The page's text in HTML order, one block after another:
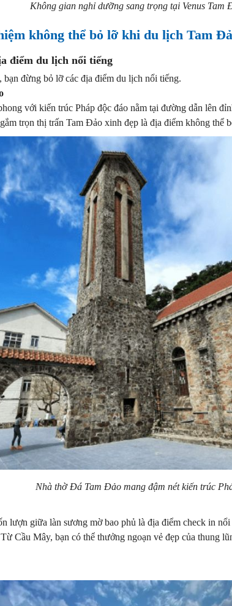
Không gian nghỉ dưỡng sang trọng tại Venus Tam
không thể bỏ lỡ khi du lịch Tam
điểm du lịch nổi tiếng
đừng bỏ lỡ các địa điểm du lịch nổi tiếng.
với kiến trúc Pháp độc đáo nằm tại đường dẫn lên
trọn thị trấn Tam Đảo xinh đẹp là địa điểm không thể
Nhà thờ Đá Tam Đảo mang đậm nét kiến trúc
lượn giữa làn sương mờ bao phủ là địa điểm check in
Cầu Mây, bạn có thể thưởng ngoạn vẻ đẹp của thung